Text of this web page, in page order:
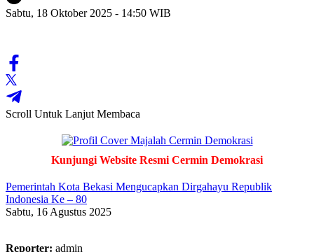
Sabtu, 18 Oktober 2025 - 14:50 WIB
Scroll Untuk Lanjut Membaca
Kunjungi Website Resmi Cermin Demokrasi
Pemerintah Kota Bekasi Mengucapkan Dirgahayu Republik
Indonesia Ke – 80
Sabtu, 16 Agustus 2025
Reporter: admin